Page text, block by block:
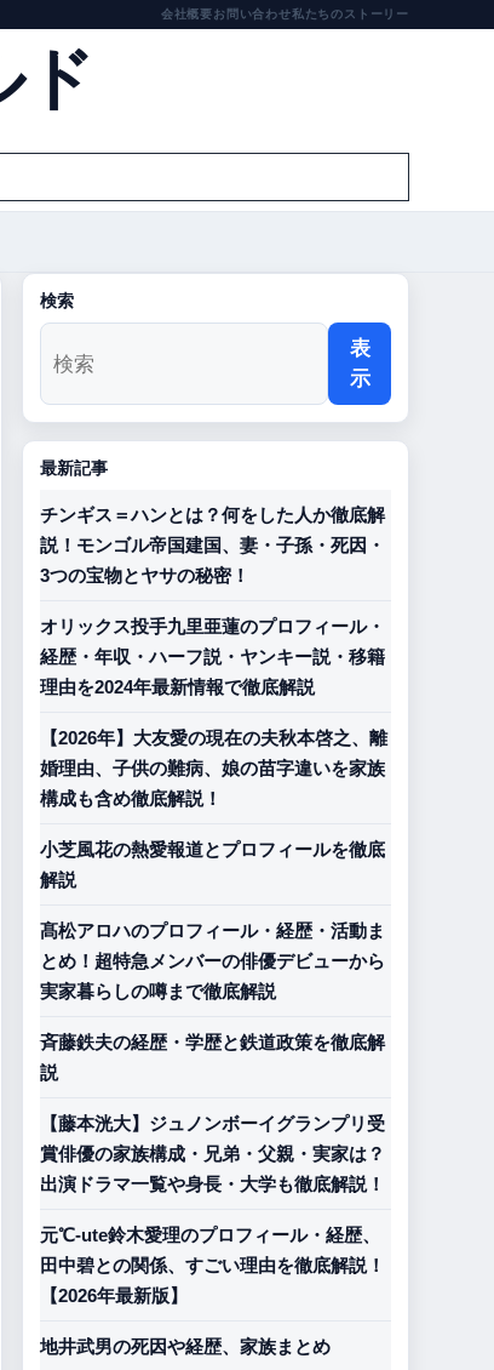
会社概要お問い合わせ私たちのストーリー
ド
検索
表
示
最新記事
チンギス＝ハンとは？何をした人か徹底解
説！モンゴル帝国建国、妻・子孫・死因・
3つの宝物とヤサの秘密！
オリックス投手九里亜蓮のプロフィール・
経歴・年収・ハーフ説・ヤンキー説・移籍
理由を2024年最新情報で徹底解説
【2026年】大友愛の現在の夫秋本啓之、離
婚理由、子供の難病、娘の苗字違いを家族
構成も含め徹底解説！
小芝風花の熱愛報道とプロフィールを徹底
解説
髙松アロハのプロフィール・経歴・活動ま
とめ！超特急メンバーの俳優デビューから
実家暮らしの噂まで徹底解説
斉藤鉄夫の経歴・学歴と鉄道政策を徹底解
説
【藤本洸大】ジュノンボーイグランプリ受
賞俳優の家族構成・兄弟・父親・実家は？
出演ドラマ一覧や身長・大学も徹底解説！
元℃-ute鈴木愛理のプロフィール・経歴、
田中碧との関係、すごい理由を徹底解説！
【2026年最新版】
地井武男の死因や経歴、家族まとめ